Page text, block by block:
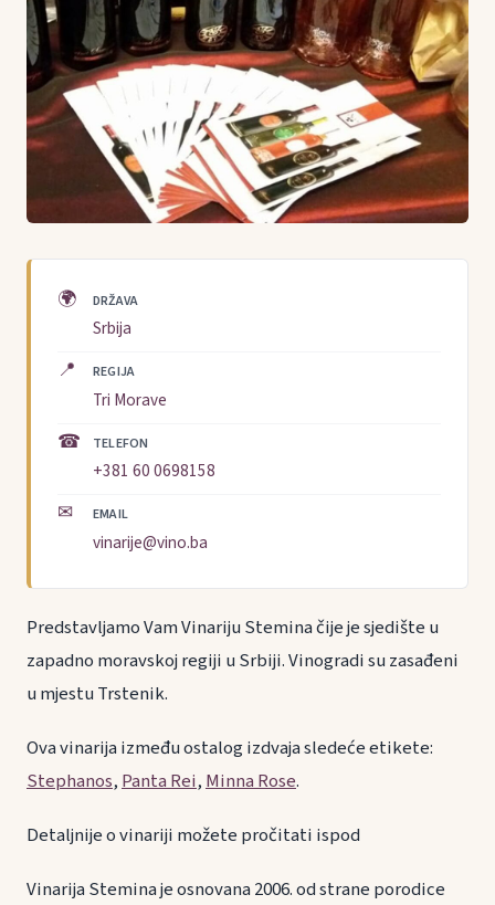
🌍 DRŽAVA
Srbija
📍 REGIJA
Tri Morave
☎ TELEFON
+381 60 0698158
✉ EMAIL
vinarije@vino.ba
Predstavljamo Vam Vinariju Stemina čije je sjedište u
zapadno moravskoj regiji u Srbiji. Vinogradi su zasađeni
u mjestu Trstenik.
Ova vinarija između ostalog izdvaja sledeće etikete:
Stephanos, Panta Rei, Minna Rose.
Detaljnije o vinariji možete pročitati ispod
Vinarija Stemina je osnovana 2006. od strane porodice